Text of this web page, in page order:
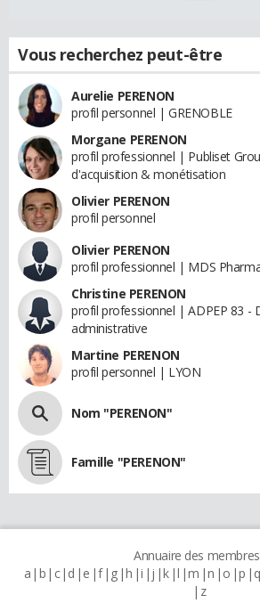
Vous recherchez peut-être
Aurelie PERENON
profil personnel | GRENOBLE
Morgane PERENON
profil professionnel | Publiset
d'acquisition & monétisation
Olivier PERENON
profil personnel
Olivier PERENON
profil professionnel | MDS
Christine PERENON
profil professionnel | ADPEP 83 -
administrative
Martine PERENON
profil personnel | LYON
Nom "PERENON"
Famille "PERENON"
Annuaire des
a b c d e f g h i j k l m n o p q
z